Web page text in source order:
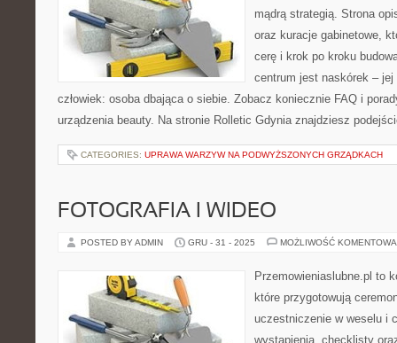
mądrą strategią. Strona
oraz kuracje gabinetowe,
cerę i krok po kroku
centrum jest naskórek –
człowiek: osoba dbająca o siebie. Zobacz koniecznie FAQ i
urządzenia beauty. Na stronie Rolletic Gdynia znajdziesz
CATEGORIES: UPRAWA WARZYW NA PODWYŻSZONYCH GRZĄDKACH
FOTOGRAFIA I WIDEO
POSTED BY ADMIN GRU - 31 - 2025 MOŻLIWOŚĆ
Przemowieniaslubne.pl to
które przygotowują
uczestniczenie w weselu i
wystąpienia, checklisty